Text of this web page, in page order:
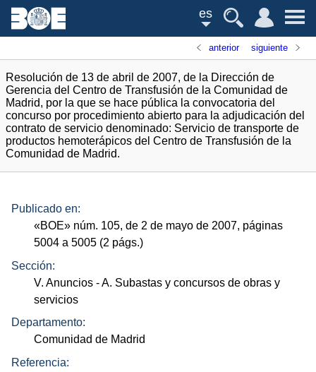
es
anterior siguiente
Resolución de 13 de abril de 2007, de la Dirección de
Gerencia del Centro de Transfusión de la Comunidad de
Madrid, por la que se hace pública la convocatoria del
concurso por procedimiento abierto para la adjudicación del
contrato de servicio denominado: Servicio de transporte de
productos hemoterápicos del Centro de Transfusión de la
Comunidad de Madrid.
Publicado en:
«BOE» núm. 105, de 2 de mayo de 2007, páginas
5004 a 5005 (2 págs.)
Sección:
V. Anuncios - A. Subastas y concursos de obras y
servicios
Departamento:
Comunidad de Madrid
Referencia: